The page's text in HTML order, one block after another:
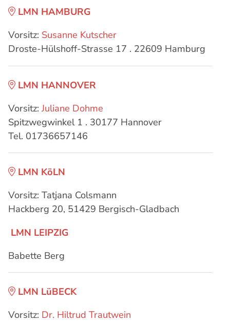
LMN HAMBURG
Vorsitz: Susanne Kutscher
Droste-Hülshoff-Strasse 17 . 22609 Hamburg
LMN HANNOVER
Vorsitz:Juliane Dohme
Spitzwegwinkel 1 . 30177 Hannover
Tel. 01736657146
LMN KöLN
Vorsitz: Tatjana Colsmann
Hackberg 20, 51429 Bergisch-Gladbach
LMN LEIPZIG
Babette Berg
LMN LüBECK
Vorsitz: Dr. Hiltrud Trautwein